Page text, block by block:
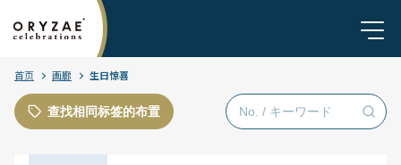
首页 画廊 生日惊喜
查找相同标签的布置